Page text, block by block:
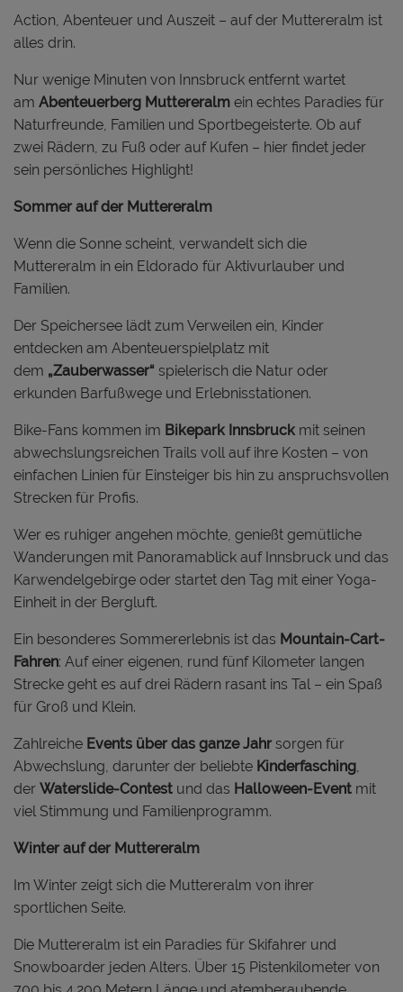
Action, Abenteuer und Auszeit – auf der Muttereralm ist
alles drin.
Nur wenige Minuten von Innsbruck entfernt wartet
am Abenteuerberg Muttereralm ein echtes Paradies für
Naturfreunde, Familien und Sportbegeisterte. Ob auf
zwei Rädern, zu Fuß oder auf Kufen – hier findet jeder
sein persönliches Highlight!
Sommer auf der Muttereralm
Wenn die Sonne scheint, verwandelt sich die
Muttereralm in ein Eldorado für Aktivurlauber und
Familien.
Der Speichersee lädt zum Verweilen ein, Kinder
entdecken am Abenteuerspielplatz mit
dem „Zauberwasser“ spielerisch die Natur oder
erkunden Barfußwege und Erlebnisstationen.
Bike-Fans kommen im Bikepark Innsbruck mit seinen
abwechslungsreichen Trails voll auf ihre Kosten – von
einfachen Linien für Einsteiger bis hin zu anspruchsvollen
Strecken für Profis.
Wer es ruhiger angehen möchte, genießt gemütliche
Wanderungen mit Panoramablick auf Innsbruck und das
Karwendelgebirge oder startet den Tag mit einer Yoga-
Einheit in der Bergluft.
Ein besonderes Sommererlebnis ist das Mountain-Cart-
Fahren: Auf einer eigenen, rund fünf Kilometer langen
Strecke geht es auf drei Rädern rasant ins Tal – ein Spaß
für Groß und Klein.
Zahlreiche Events über das ganze Jahr sorgen für
Abwechslung, darunter der beliebte Kinderfasching
der Waterslide-Contest und das Halloween-Event mit
viel Stimmung und Familienprogramm.
Winter auf der Muttereralm
Im Winter zeigt sich die Muttereralm von ihrer
sportlichen Seite.
Die Muttereralm ist ein Paradies für Skifahrer und
Snowboarder jeden Alters. Über 15 Pistenkilometer von